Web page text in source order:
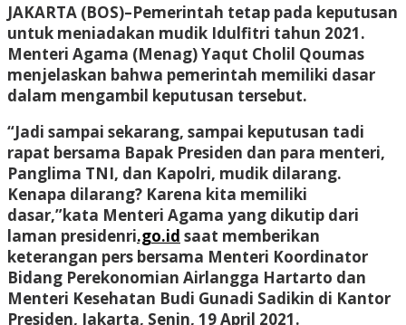
JAKARTA (BOS)–Pemerintah tetap pada keputusan
untuk meniadakan mudik Idulfitri tahun 2021.
Menteri Agama (Menag) Yaqut Cholil Qoumas
menjelaskan bahwa pemerintah memiliki dasar
dalam mengambil keputusan tersebut.
“Jadi sampai sekarang, sampai keputusan tadi
rapat bersama Bapak Presiden dan para menteri,
Panglima TNI, dan Kapolri, mudik dilarang.
Kenapa dilarang? Karena kita memiliki
dasar,”kata Menteri Agama yang dikutip dari
laman presidenri.go.id saat memberikan
keterangan pers bersama Menteri Koordinator
Bidang Perekonomian Airlangga Hartarto dan
Menteri Kesehatan Budi Gunadi Sadikin di Kantor
Presiden, Jakarta, Senin, 19 April 2021.